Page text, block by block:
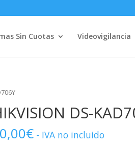
Sin Cuotas Videovigilancia
DS-
€ - IVA no incluido